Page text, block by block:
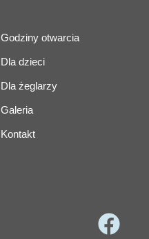
Godziny otwarcia
Dla dzieci
Dla żeglarzy
Galeria
Kontakt